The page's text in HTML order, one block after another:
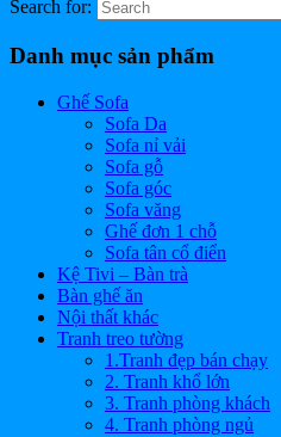
Search for:
Danh mục sản phẩm
Ghế Sofa
Sofa Da
Sofa nỉ vải
Sofa gỗ
Sofa góc
Sofa văng
Ghế đơn 1 chỗ
Sofa tân cổ điển
Kệ Tivi – Bàn trà
Bàn ghế ăn
Nội thất khác
Tranh treo tường
1.Tranh đẹp bán chạy
2. Tranh khổ lớn
3. Tranh phòng khách
4. Tranh phòng ngủ